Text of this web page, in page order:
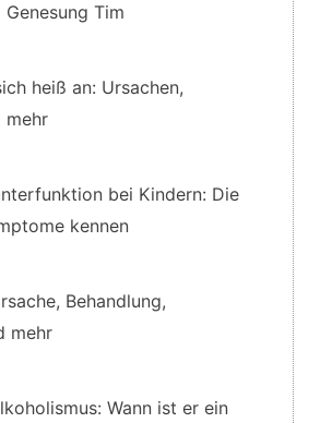
Tim
heiß an: Ursachen,
mehr
bei Kindern: Die
kennen
Behandlung,
mehr
Wann ist er ein